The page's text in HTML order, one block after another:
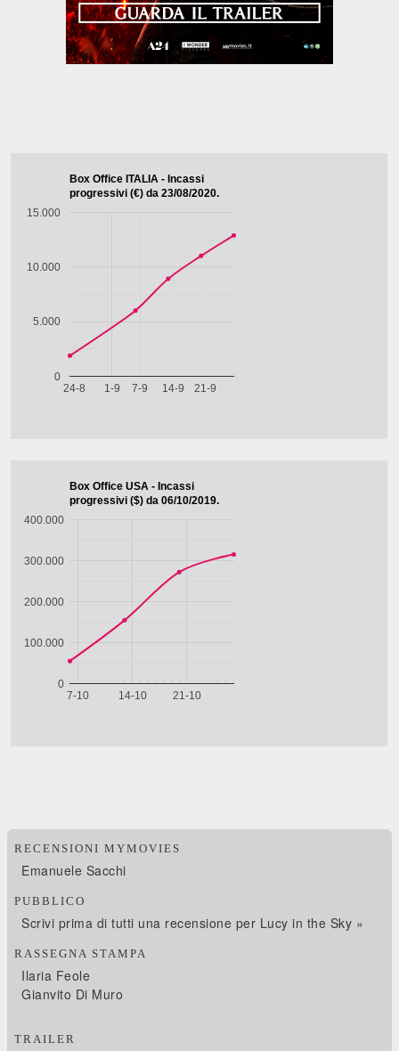
RECENSIONI MYMOVIES
Emanuele Sacchi
PUBBLICO
Scrivi prima di tutti una recensione per Lucy in the Sky »
RASSEGNA STAMPA
Ilaria Feole
Gianvito Di Muro
TRAILER